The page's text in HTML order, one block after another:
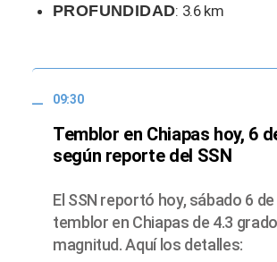
PROFUNDIDAD: 3.6 km
09:30
Temblor en Chiapas hoy, 6
según reporte del SSN
El SSN reportó hoy, sábado 6
temblor en Chiapas de 4.3
magnitud. Aquí los detalles: